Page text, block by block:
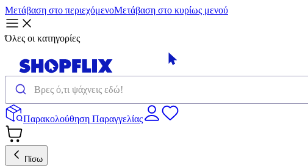
Μετάβαση στο περιεχόμενοΜετάβαση στο κυρίως μενού
Όλες οι κατηγορίες
Παρακολούθηση Παραγγελίας
Πίσω